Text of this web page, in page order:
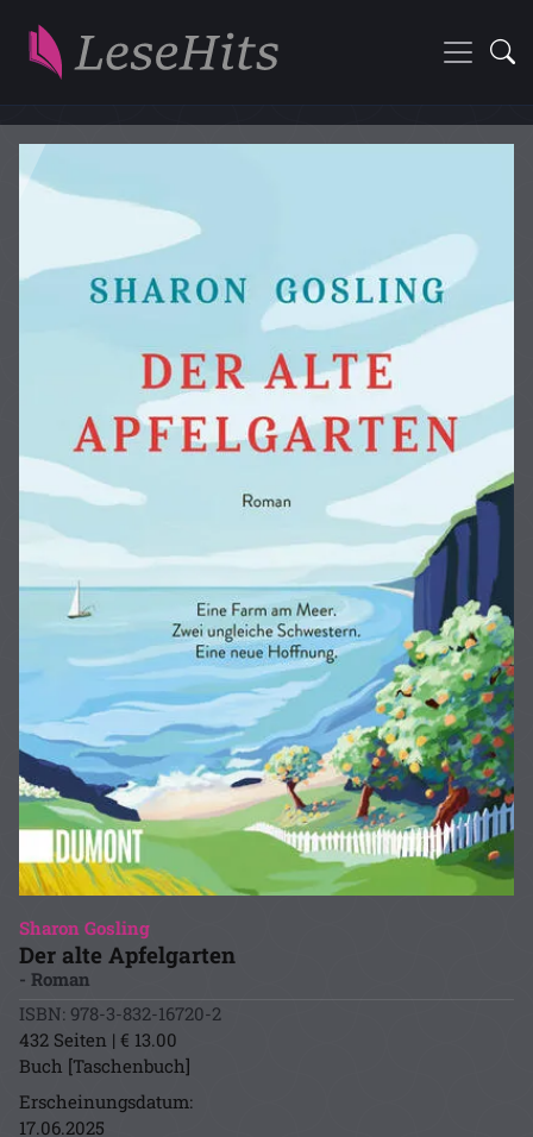
Sharon Gosling
Der alte Apfelgarten
- Roman
ISBN: 978-3-832-16720-2
432 Seiten | € 13.00
Buch [Taschenbuch]
Erscheinungsdatum:
17.06.2025